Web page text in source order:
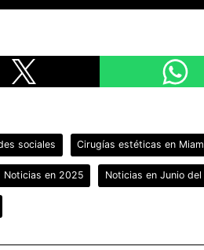
sociales Cirugías estéticas en
Noticias en 2025 Noticias en Junio